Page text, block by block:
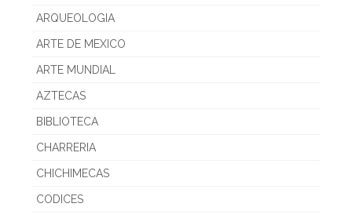
ARQUEOLOGIA
ARTE DE MEXICO
ARTE MUNDIAL
AZTECAS
BIBLIOTECA
CHARRERIA
CHICHIMECAS
CODICES